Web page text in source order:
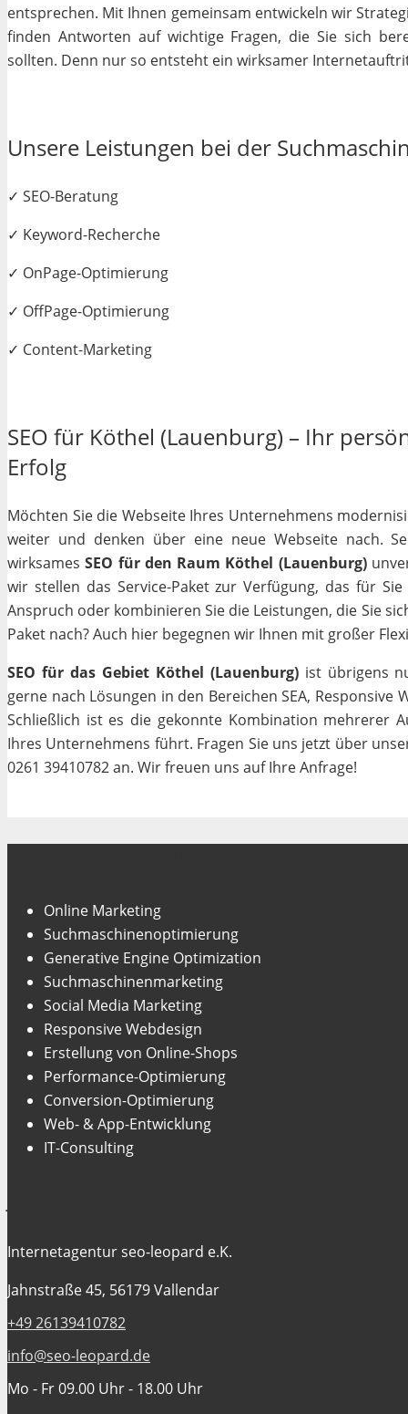
entsprechen. Mit Ihnen gemeinsam entwickeln wir
finden Antworten auf wichtige Fragen, die Sie sich
sollten. Denn nur so entsteht ein wirksamer
Unsere Leistungen bei der
✓ SEO-Beratung
✓ Keyword-Recherche
✓ OnPage-Optimierung
✓ OffPage-Optimierung
✓ Content-Marketing
SEO für Köthel (Lauenburg) – Ihr
Erfolg
Möchten Sie die Webseite Ihres Unternehmens
weiter und denken über eine neue Webseite nach.
wirksamesSEO für den Raum Köthel (Lauenburg)
wir stellen das Service-Paket zur Verfügung, das für
Anspruch oder kombinieren Sie die Leistungen, die Sie
Paket nach? Auch hier begegnen wir Ihnen mit großer
SEO für das Gebiet Köthel (Lauenburg)ist übrigens
gerne nach Lösungen in den Bereichen SEA, Responsive
Schließlich ist es die gekonnte Kombination mehrerer
Ihres Unternehmens führt. Fragen Sie uns jetzt über
0261 39410782 an. Wir freuen uns auf Ihre Anfrage!
Online Marketing
Suchmaschinenoptimierung
Generative Engine Optimization
Suchmaschinenmarketing
Social Media Marketing
Responsive Webdesign
Erstellung von Online-Shops
Performance-Optimierung
Conversion-Optimierung
Web- & App-Entwicklung
IT-Consulting
Internetagentur seo-leopard e.K.
Jahnstraße 45, 56179 Vallendar
+49 26139410782
info@seo-leopard.de
Mo - Fr 09.00 Uhr - 18.00 Uhr